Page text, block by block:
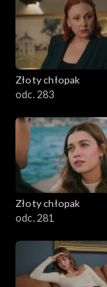
Złoty chłopak
odc. 283
Złoty chłopak
odc. 281